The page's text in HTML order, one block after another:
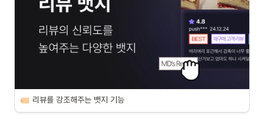
리뷰를 강조해주는 뱃지 기능